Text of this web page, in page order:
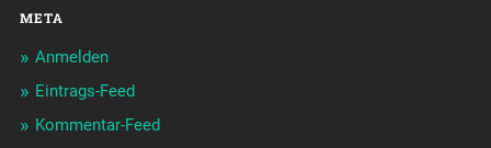
META
Anmelden
Eintrags-Feed
Kommentar-Feed